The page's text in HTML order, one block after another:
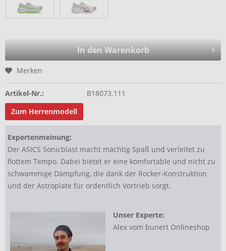
In den Warenkorb
Merken
Artikel-Nr.:
B18073.111
Zum Herrenmodell
Expertenmeinung:
Der ASICS Sonicblast macht mächtig Spaß und verleitet zu
flottem Tempo. Dabei bietet er eine komfortable und nicht zu
schwammige Dämpfung, die dank der Rocker-Konstruktion
und der Astroplate für ordentlich Vortrieb sorgt.
Unser Experte:
Alex vom bunert Onlineshop